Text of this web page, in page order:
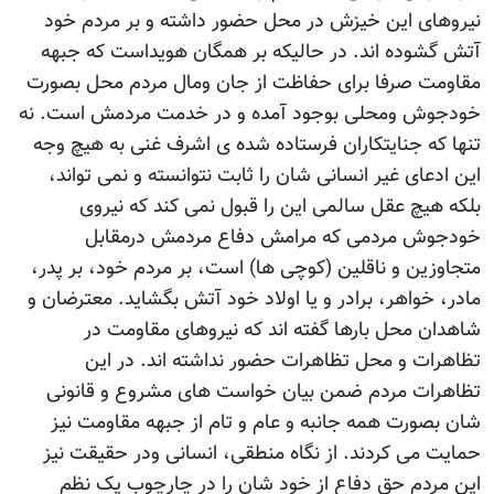
نیروهای این خیزش در محل حضور داشته و بر مردم خود
آتش گشوده اند. در حالیکه بر همگان هویداست که جبهه
مقاومت صرفا برای حفاظت از جان ومال مردم محل بصورت
خودجوش ومحلی بوجود آمده و در خدمت مردمش است. نه
تنها که جنایتکاران فرستاده شده ی اشرف غنی به هیچ وجه
این ادعای غیر انسانی شان را ثابت نتوانسته و نمی تواند،
بلکه هیچ عقل سالمی این را قبول نمی کند که نیروی
خودجوش مردمی که مرامش دفاع مردمش درمقابل
متجاوزین و ناقلین (کوچی ها) است، بر مردم خود، بر پدر،
مادر، خواهر، برادر و یا اولاد خود آتش بگشاید. معترضان و
شاهدان محل بارها گفته اند که نیروهای مقاومت در
تظاهرات و محل تظاهرات حضور نداشته اند. در این
تظاهرات مردم ضمن بیان خواست های مشروع و قانونی
شان بصورت همه جانبه و عام و تام از جبهه مقاومت نیز
حمایت می کردند. از نگاه منطقی، انسانی ودر حقیقت نیز
این مردم حق دفاع از خود شان را در چارچوب یک نظم